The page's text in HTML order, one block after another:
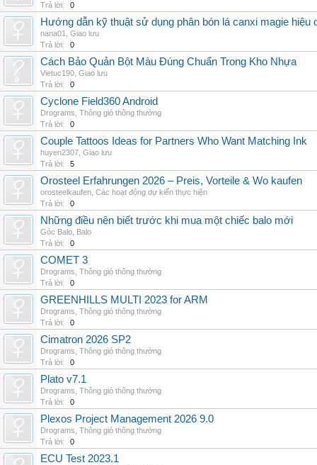
Trả lời:
0
Hướng dẫn kỹ thuật sử dụng phân bón lá canxi magie hiệu
nana01
Giao lưu
Trả lời:
0
Cách Bảo Quản Bột Màu Đúng Chuẩn Trong Kho Nhựa
Vietuc190 Giao lưu
Trả lời:
0
Cyclone Field360 Android
Drograms Thông gió thông thường
Trả lời:
0
Couple Tattoos Ideas for Partners Who Want Matching Ink
huyen2307 Giao lưu
Trả lời:
5
Orosteel Erfahrungen 2026 – Preis, Vorteile & Wo kaufen
orosteelkaufen Các hoạt động dự kiến thực hiện
Trả lời:
0
Những điều nên biết trước khi mua một chiếc balo mới
Góc Balo Balo
Trả lời:
0
COMET 3
Drograms Thông gió thông thường
Trả lời:
0
GREENHILLS MULTI 2023 for ARM
Drograms Thông gió thông thường
Trả lời:
0
Cimatron 2026 SP2
Drograms Thông gió thông thường
Trả lời:
0
Plato v7.1
Drograms Thông gió thông thường
Trả lời:
0
Plexos Project Management 2026 9.0
Drograms Thông gió thông thường
Trả lời:
0
ECU Test 2023.1